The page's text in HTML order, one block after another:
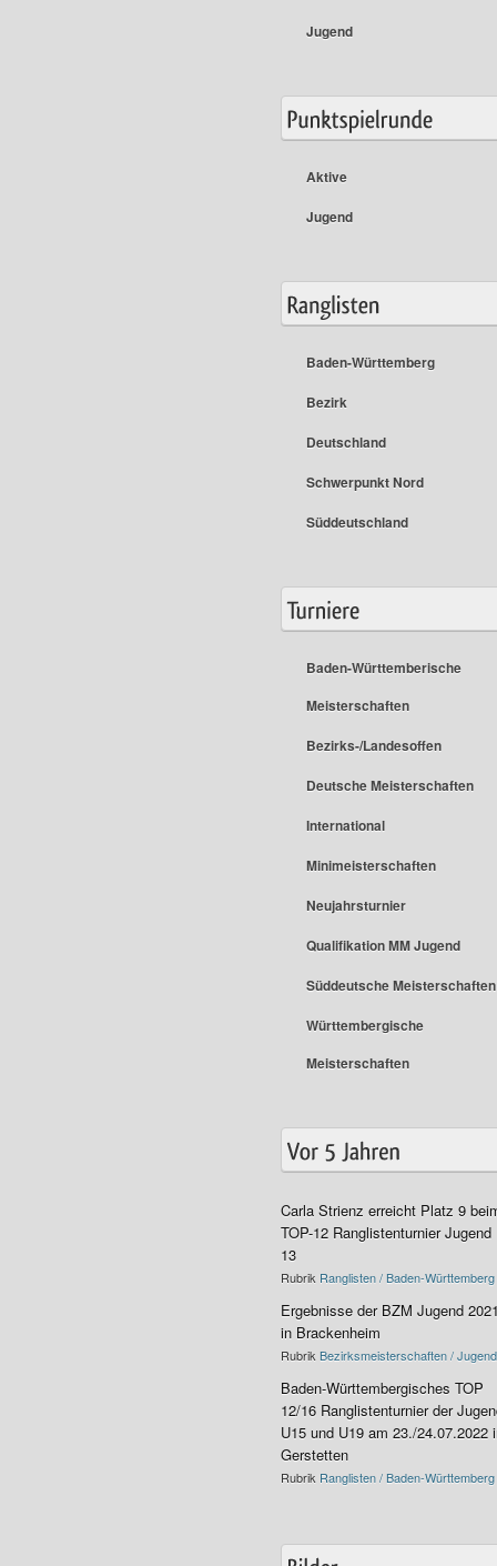
Jugend
Aktive
Jugend
Baden-Württemberg
Bezirk
Deutschland
Schwerpunkt Nord
Süddeutschland
Baden-Württemberische
Meisterschaften
Bezirks-/Landesoffen
Deutsche Meisterschaften
International
Minimeisterschaften
Neujahrsturnier
Qualifikation MM Jugend
Süddeutsche Meisterschaften
Württembergische
Meisterschaften
Carla Strienz erreicht Platz 9
TOP-12 Ranglistenturnier Jugend
13
Rubrik Ranglisten / Baden-Württemberg
Ergebnisse der BZM Jugend
in Brackenheim
RubrikBezirksmeisterschaften / Jugend
Baden-Württembergisches TOP
12/16 Ranglistenturnier der
U15 und U19 am 23./24.07.2022
Gerstetten
Rubrik Ranglisten / Baden-Württemberg